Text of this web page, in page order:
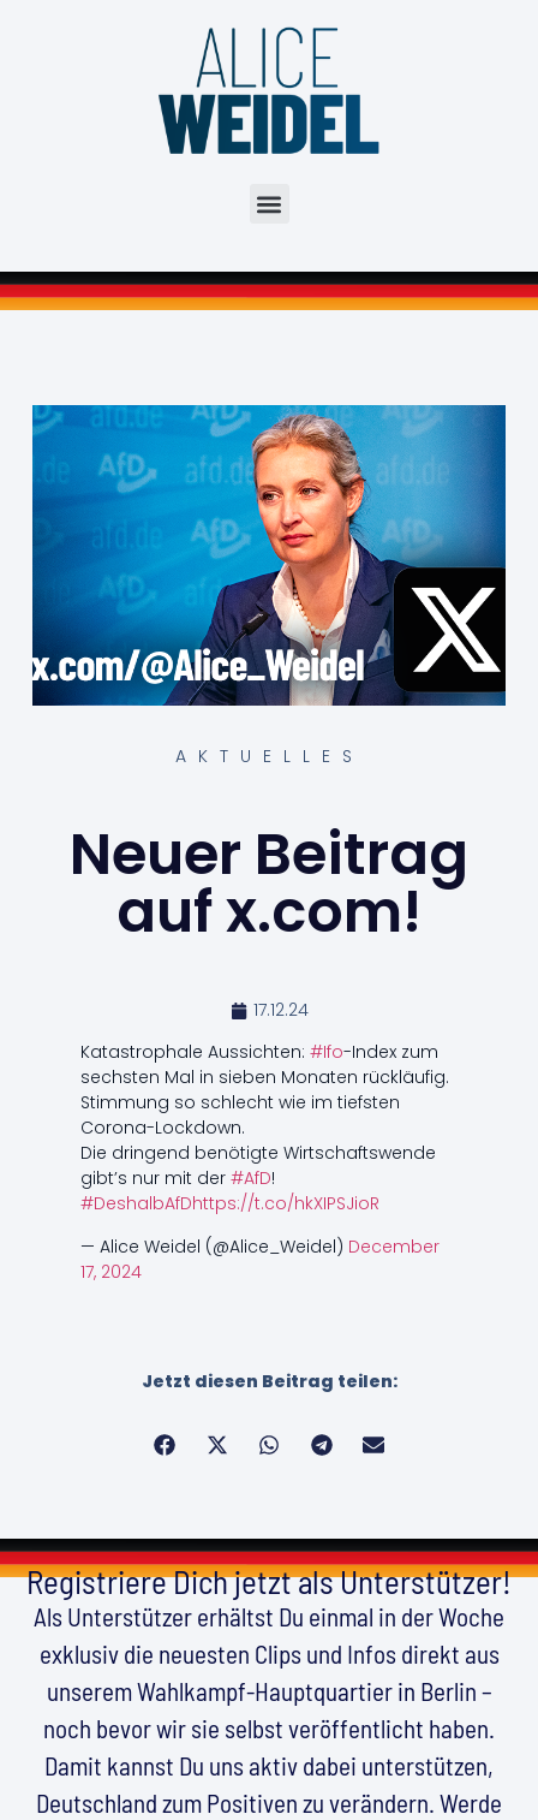
AKTUELLES
Neuer Beitrag
auf x.com!
17.12.24
Katastrophale Aussichten: #Ifo-Index zum
sechsten Mal in sieben Monaten rückläufig.
Stimmung so schlecht wie im tiefsten
Corona-Lockdown.
Die dringend benötigte Wirtschaftswende
gibt’s nur mit der #AfD!
#DeshalbAfDhttps://t.co/hkXIPSJioR
— Alice Weidel (@Alice_Weidel) December
17, 2024
Jetzt diesen Beitrag teilen:
Registriere Dich jetzt als Unterstützer!
Als Unterstützer erhältst Du einmal in der Woche
exklusiv die neuesten Clips und Infos direkt aus
unserem Wahlkampf-Hauptquartier in Berlin –
noch bevor wir sie selbst veröffentlicht haben.
Damit kannst Du uns aktiv dabei unterstützen,
Deutschland zum Positiven zu verändern. Werde